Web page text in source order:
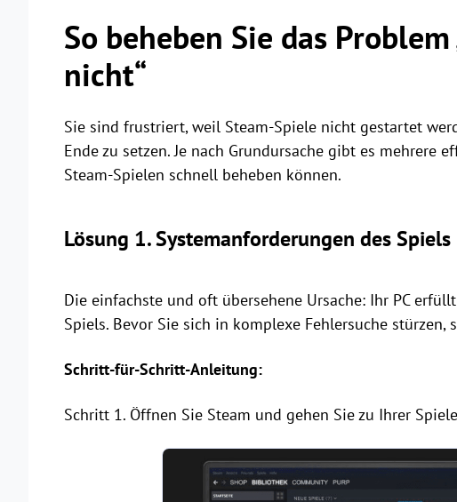
So beheben Sie das
nicht“
Sie sind frustriert, weil Steam-Spiele nicht gestartet
Ende zu setzen. Je nach Grundursache gibt es mehrere
Steam-Spielen schnell beheben können.
Lösung 1. Systemanforderungen des
Die einfachste und oft übersehene Ursache: Ihr PC
Spiels. Bevor Sie sich in komplexe Fehlersuche stürzen,
Schritt-für-Schritt-Anleitung:
Schritt 1. Öffnen Sie Steam und gehen Sie zu Ihrer